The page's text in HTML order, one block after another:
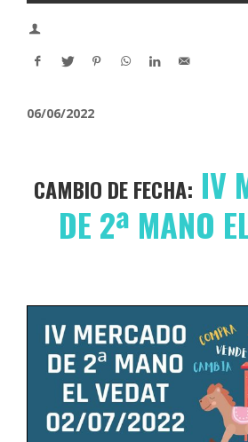
06/06/2022
CAMBIO DE FECHA: IV
DE 2ª MANO